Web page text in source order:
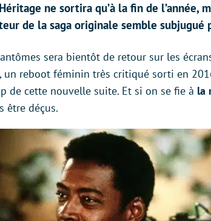
ne sortira qu’à la fin de l’année,
de la saga originale semble
sera bientôt de retour sur les
, un reboot féminin très critiqué sorti en
de cette nouvelle suite. Et si on se fie à la
être déçus.